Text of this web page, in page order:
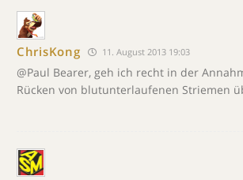
ChrisKong 11. August 2013 19:03
@Paul Bearer, geh ich recht in der
Rücken von blutunterlaufenen Striemen